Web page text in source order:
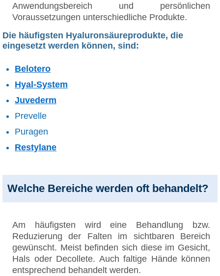
Anwendungsbereich und persönlichen
Voraussetzungen unterschiedliche Produkte.
Die häufigsten Hyaluronsäureprodukte, die
eingesetzt werden können, sind:
Belotero
Hyal-System
Juvederm
Prevelle
Puragen
Restylane
Welche Bereiche werden oft behandelt?
Am häufigsten wird eine Behandlung bzw.
Reduzierung der Falten im sichtbaren Bereich
gewünscht. Meist befinden sich diese im Gesicht,
Hals oder Decollete. Auch faltige Hände können
entsprechend behandelt werden.